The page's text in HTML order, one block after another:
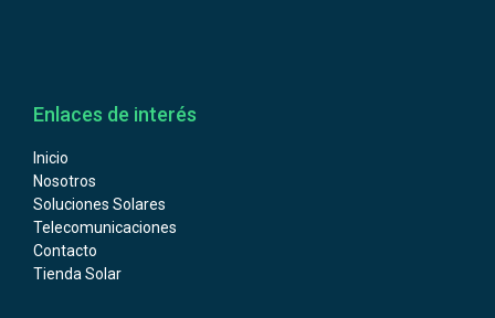
Enlaces de interés
Inicio
Nosotros
Soluciones Solares
Telecomunicaciones
Contacto
Tienda Solar